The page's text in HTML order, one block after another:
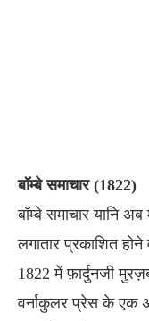
बॉम्बे समाचार (1822)
बॉम्बे समाचार यानि
लगातार प्रकाशित
1822 में फ़ार्दुनजी
वर्नाकुलर प्रेस के एक